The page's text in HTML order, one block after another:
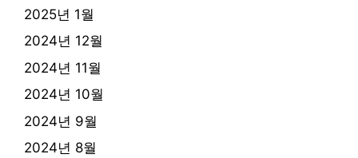
2025년 1월
2024년 12월
2024년 11월
2024년 10월
2024년 9월
2024년 8월